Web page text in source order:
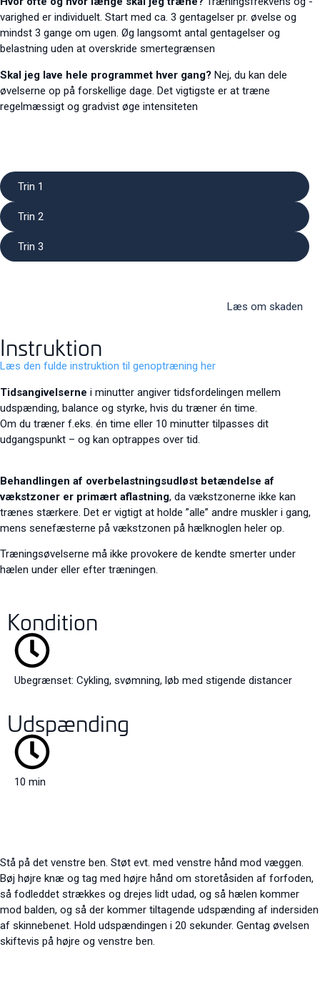
varighed er individuelt. Start med ca. 3 gentagelser pr. øvelse og
mindst 3 gange om ugen. Øg langsomt antal gentagelser og
belastning uden at overskride smertegrænsen
Skal jeg lave hele programmet hver gang? Nej, du kan dele
øvelserne op på forskellige dage. Det vigtigste er at træne
regelmæssigt og gradvist øge intensiteten
Trin 1
Trin 2
Trin 3
Læs om skaden
Instruktion
Læs den fulde instruktion til genoptræning her
Tidsangivelserne i minutter angiver tidsfordelingen mellem
udspænding, balance og styrke, hvis du træner én time.
Om du træner f.eks. én time eller 10 minutter tilpasses dit
udgangspunkt – og kan optrappes over tid.
Behandlingen af overbelastningsudløst betændelse af
vækstzoner er primært aflastning, da vækstzonerne ikke kan
trænes stærkere. Det er vigtigt at holde ”alle” andre muskler i gang,
mens senefæsterne på vækstzonen på hælknoglen heler op.
Træningsøvelserne må ikke provokere de kendte smerter under
hælen under eller efter træningen.
Kondition
Ubegrænset: Cykling, svømning, løb med stigende distancer
Udspænding
10 min
Stå på det venstre ben. Støt evt. med venstre hånd mod væggen.
Bøj højre knæ og tag med højre hånd om storetåsiden af forfoden,
så fodleddet strækkes og drejes lidt udad, og så hælen kommer
mod balden, og så der kommer tiltagende udspænding af indersiden
af skinnebenet. Hold udspændingen i 20 sekunder. Gentag øvelsen
skiftevis på højre og venstre ben.